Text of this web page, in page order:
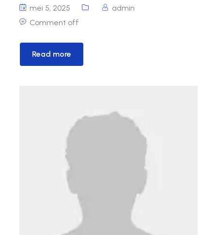
mei 5, 2025
admin
Comment off
Read more